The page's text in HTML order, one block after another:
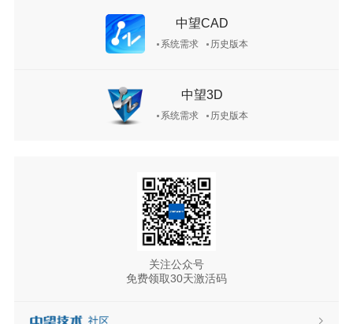
中望CAD
系统需求 历史版本
中望3D
系统需求 历史版本
关注公众号
免费领取30天激活码